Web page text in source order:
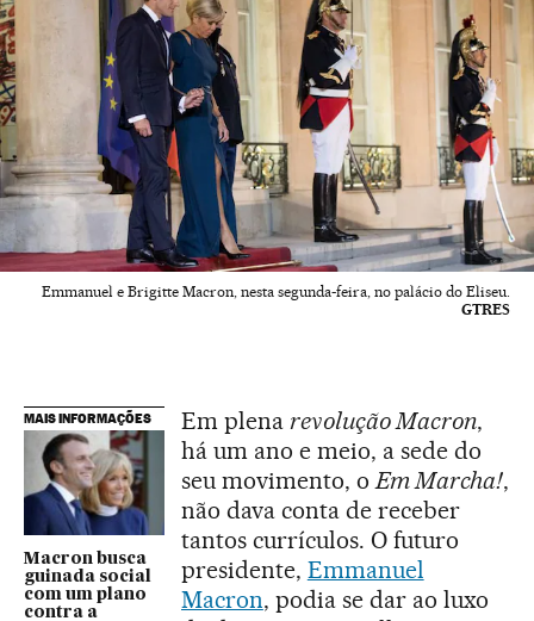
Emmanuel e Brigitte Macron, nesta segunda-feira, no palácio do Eliseu.
GTRES
MAIS INFORMAÇÕES
Macron busca
guinada social
com um plano
contra a
Em plena revolução Macron,
há um ano e meio, a sede do
seu movimento, o Em Marcha!,
não dava conta de receber
tantos currículos. O futuro
presidente, Emmanuel
Macron, podia se dar ao luxo